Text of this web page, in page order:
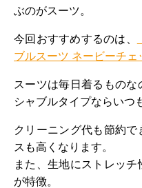
ぶのがスーツ。
今回おすすめするのは、
ブルスーツ ネービーチェ
スーツは毎日着るもの
シャブルタイプならいつ
クリーニング代も節約
スも高くなります。
また、生地にストレッ
が特徴。